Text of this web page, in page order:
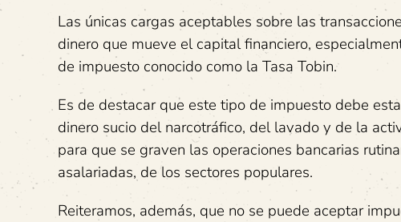
Las únicas cargas aceptables sobre las
dinero que mueve el capital financiero,
de impuesto conocido como la Tasa Tobin.
Es de destacar que este tipo de impuesto debe
dinero sucio del narcotráfico, del lavado y de la
para que se graven las operaciones bancarias
asalariadas, de los sectores populares.
Reiteramos, además, que no se puede aceptar